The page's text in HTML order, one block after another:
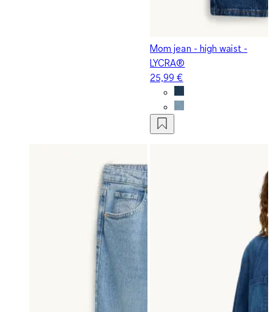
Mom jean - high waist -
LYCRA®
25,99 €